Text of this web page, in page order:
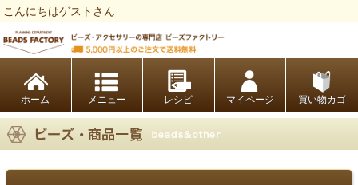
こんにちはゲストさん
ホーム レシピ マイページ 買い物カゴ